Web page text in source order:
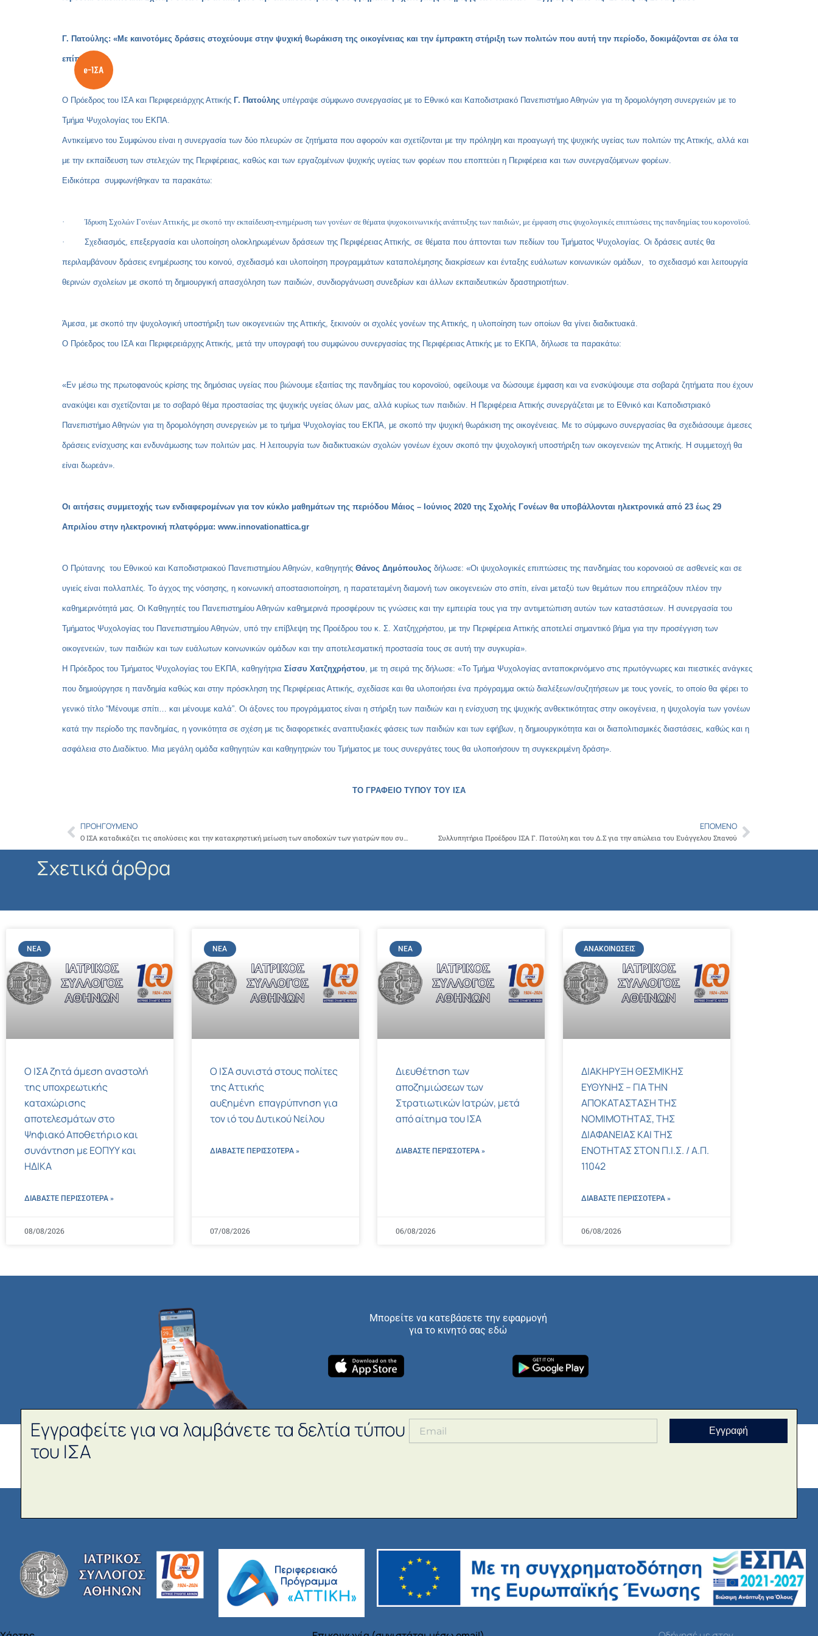
Γ. Πατούλης: «Με καινοτόμες δράσεις στοχεύουμε στην ψυχική θωράκιση της οικογένειας και την έμπρακτη στήριξη των πολιτών που αυτή την περίοδο, δοκιμάζονται σε όλα τα
επίπεδα»
Ο Πρόεδρος του ΙΣΑ και Περιφερειάρχης Αττικής Γ. Πατούλης υπέγραψε σύμφωνο συνεργασίας με το Εθνικό και Καποδιστριακό Πανεπιστήμιο Αθηνών για τη δρομολόγηση συνεργειών με το
Τμήμα Ψυχολογίας του ΕΚΠΑ.
Αντικείμενο του Συμφώνου είναι η συνεργασία των δύο πλευρών σε ζητήματα που αφορούν και σχετίζονται με την πρόληψη και προαγωγή της ψυχικής υγείας των πολιτών της Αττικής, αλλά και
με την εκπαίδευση των στελεχών της Περιφέρειας, καθώς και των εργαζομένων ψυχικής υγείας των φορέων που εποπτεύει η Περιφέρεια και των συνεργαζόμενων φορέων.
Ειδικότερα συμφωνήθηκαν τα παρακάτω:
·Ίδρυση Σχολών Γονέων Αττικής, με σκοπό την εκπαίδευση-ενημέρωση των γονέων σε θέματα ψυχοκοινωνικής ανάπτυξης των παιδιών, με έμφαση στις ψυχολογικές επιπτώσεις της πανδημίας του κορονοϊού.
· Σχεδιασμός, επεξεργασία και υλοποίηση ολοκληρωμένων δράσεων της Περιφέρειας Αττικής, σε θέματα που άπτονται των πεδίων του Τμήματος Ψυχολογίας. Οι δράσεις αυτές θα
περιλαμβάνουν δράσεις ενημέρωσης του κοινού, σχεδιασμό και υλοποίηση προγραμμάτων καταπολέμησης διακρίσεων και ένταξης ευάλωτων κοινωνικών ομάδων, το σχεδιασμό και λειτουργία
θερινών σχολείων με σκοπό τη δημιουργική απασχόληση των παιδιών, συνδιοργάνωση συνεδρίων και άλλων εκπαιδευτικών δραστηριοτήτων.
Άμεσα, με σκοπό την ψυχολογική υποστήριξη των οικογενειών της Αττικής, ξεκινούν οι σχολές γονέων της Αττικής, η υλοποίηση των οποίων θα γίνει διαδικτυακά.
Ο Πρόεδρος του ΙΣΑ και Περιφερειάρχης Αττικής, μετά την υπογραφή του συμφώνου συνεργασίας της Περιφέρειας Αττικής με το ΕΚΠΑ, δήλωσε τα παρακάτω:
«Εν μέσω της πρωτοφανούς κρίσης της δημόσιας υγείας που βιώνουμε εξαιτίας της πανδημίας του κορονοϊού, οφείλουμε να δώσουμε έμφαση και να ενσκύψουμε στα σοβαρά ζητήματα που έχουν
ανακύψει και σχετίζονται με το σοβαρό θέμα προστασίας της ψυχικής υγείας όλων μας, αλλά κυρίως των παιδιών. Η Περιφέρεια Αττικής συνεργάζεται με το Εθνικό και Καποδιστριακό
Πανεπιστήμιο Αθηνών για τη δρομολόγηση συνεργειών με το τμήμα Ψυχολογίας του ΕΚΠΑ, με σκοπό την ψυχική θωράκιση της οικογένειας. Με το σύμφωνο συνεργασίας θα σχεδιάσουμε άμεσες
δράσεις ενίσχυσης και ενδυνάμωσης των πολιτών μας. Η λειτουργία των διαδικτυακών σχολών γονέων έχουν σκοπό την ψυχολογική υποστήριξη των οικογενειών της Αττικής. Η συμμετοχή θα
είναι δωρεάν».
Οι αιτήσεις συμμετοχής των ενδιαφερομένων για τον κύκλο μαθημάτων της περιόδου Μάιος – Ιούνιος 2020 της Σχολής Γονέων θα υποβάλλονται ηλεκτρονικά από 23 έως 29
Απριλίου στην ηλεκτρονική πλατφόρμα: www.innovationattica.gr
Ο Πρύτανης του Εθνικού και Καποδιστριακού Πανεπιστημίου Αθηνών, καθηγητής Θάνος Δημόπουλος δήλωσε: «Οι ψυχολογικές επιπτώσεις της πανδημίας του κορονοιού σε ασθενείς και σε
υγιείς είναι πολλαπλές. Το άγχος της νόσησης, η κοινωνική αποστασιοποίηση, η παρατεταμένη διαμονή των οικογενειών στο σπίτι, είναι μεταξύ των θεμάτων που επηρεάζουν πλέον την
καθημερινότητά μας. Οι Καθηγητές του Πανεπιστημίου Αθηνών καθημερινά προσφέρουν τις γνώσεις και την εμπειρία τους για την αντιμετώπιση αυτών των καταστάσεων. Η συνεργασία του
Τμήματος Ψυχολογίας του Πανεπιστημίου Αθηνών, υπό την επίβλεψη της Προέδρου του κ. Σ. Χατζηχρήστου, με την Περιφέρεια Αττικής αποτελεί σημαντικό βήμα για την προσέγγιση των
οικογενειών, των παιδιών και των ευάλωτων κοινωνικών ομάδων και την αποτελεσματική προστασία τους σε αυτή την συγκυρία».
Η Πρόεδρος του Τμήματος Ψυχολογίας του ΕΚΠΑ, καθηγήτρια Σίσσυ Χατζηχρήστου, με τη σειρά της δήλωσε: «Το Τμήμα Ψυχολογίας ανταποκρινόμενο στις πρωτόγνωρες και πιεστικές ανάγκες
που δημιούργησε η πανδημία καθώς και στην πρόσκληση της Περιφέρειας Αττικής, σχεδίασε και θα υλοποιήσει ένα πρόγραμμα οκτώ διαλέξεων/συζητήσεων με τους γονείς, το οποίο θα φέρει το
γενικό τίτλο “Μένουμε σπίτι… και μένουμε καλά”. Οι άξονες του προγράμματος είναι η στήριξη των παιδιών και η ενίσχυση της ψυχικής ανθεκτικότητας στην οικογένεια, η ψυχολογία των γονέων
κατά την περίοδο της πανδημίας, η γονικότητα σε σχέση με τις διαφορετικές αναπτυξιακές φάσεις των παιδιών και των εφήβων, η δημιουργικότητα και οι διαπολιτισμικές διαστάσεις, καθώς και η
ασφάλεια στο Διαδίκτυο. Μια μεγάλη ομάδα καθηγητών και καθηγητριών του Τμήματος με τους συνεργάτες τους θα υλοποιήσουν τη συγκεκριμένη δράση».
ΤΟ ΓΡΑΦΕΙΟ ΤΥΠΟΥ ΤΟΥ ΙΣΑ
Prev
ΠΡΟΗΓΟΎΜΕΝΟ
Ο ΙΣΑ καταδικάζει τις απολύσεις και την καταχρηστική μείωση των αποδοχών των γιατρών που συνεργάζονται με ιδιωτικά κέντρα ΠΦΥ και επεξεργάζεται σχέδιο για τη στήριξη των μελών του
ΕΠΌΜΕΝΟ
Συλλυπητήρια Προέδρου ΙΣΑ Γ. Πατούλη και του Δ.Σ για την απώλεια του Ευάγγελου ΣπανούNext
Σχετικά άρθρα
ΝΈΑ
Ο ΙΣΑ ζητά άμεση αναστολή
της υποχρεωτικής
καταχώρισης
αποτελεσμάτων στο
Ψηφιακό Αποθετήριο και
συνάντηση με ΕΟΠΥΥ και
ΗΔΙΚΑ
ΔΙΑΒΑΣΤΕ ΠΕΡΙΣΣΌΤΕΡΑ »
08/08/2026
ΝΈΑ
Ο ΙΣΑ συνιστά στους πολίτες
της Αττικής
αυξημένη επαγρύπνηση για
τον ιό του Δυτικού Νείλου
ΔΙΑΒΑΣΤΕ ΠΕΡΙΣΣΌΤΕΡΑ »
07/08/2026
ΝΈΑ
Διευθέτηση των
αποζημιώσεων των
Στρατιωτικών Ιατρών, μετά
από αίτημα του ΙΣΑ
ΔΙΑΒΑΣΤΕ ΠΕΡΙΣΣΌΤΕΡΑ »
06/08/2026
ΑΝΑΚΟΙΝΏΣΕΙΣ
ΔΙΑΚΗΡΥΞΗ ΘΕΣΜΙΚΗΣ
ΕΥΘΥΝΗΣ – ΓΙΑ ΤΗΝ
ΑΠΟΚΑΤΑΣΤΑΣΗ ΤΗΣ
ΝΟΜΙΜΟΤΗΤΑΣ, ΤΗΣ
ΔΙΑΦΑΝΕΙΑΣ ΚΑΙ ΤΗΣ
ΕΝΟΤΗΤΑΣ ΣΤΟΝ Π.Ι.Σ. / Α.Π.
11042
ΔΙΑΒΑΣΤΕ ΠΕΡΙΣΣΌΤΕΡΑ »
06/08/2026
Μπορείτε να κατεβάσετε την εφαρμογή
για το κινητό σας εδώ
Εγγραφείτε για να λαμβάνετε τα δελτία τύπου
του ΙΣΑ
Εγγραφή